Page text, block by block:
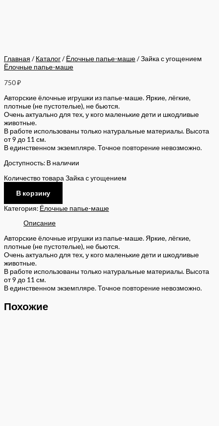
Главная / Каталог/ Ёлочные папье-маше/ Зайка с угощением
Ёлочные папье-маше
750₽
Авторские ёлочные игрушки из папье-маше. Яркие, лёгкие,
плотные (не пустотелые), не бьются.
Очень актуально для тех, у кого маленькие дети и шкодливые
животные.
В работе использованы только натуральные материалы. Высота
от 9 до 11 см.
В единственном экземпляре. Точное повторение невозможно.
Доступность: В наличии
Количество товара Зайка с угощением
В корзину
Категория: Ёлочные папье-маше
Описание
Авторские ёлочные игрушки из папье-маше. Яркие, лёгкие,
плотные (не пустотелые), не бьются.
Очень актуально для тех, у кого маленькие дети и шкодливые
животные.
В работе использованы только натуральные материалы. Высота
от 9 до 11 см.
В единственном экземпляре. Точное повторение невозможно.
Похожие